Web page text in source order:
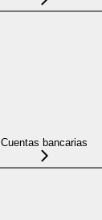
Cuentas bancarias